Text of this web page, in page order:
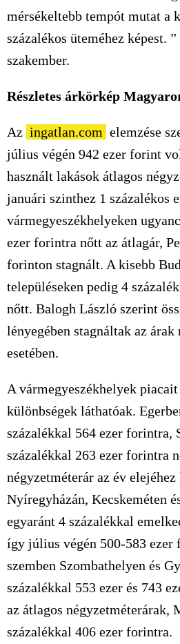
mérsékeltebb tempót mutat a
százalékos üteméhez képest.
szakember.
Részletes árkörkép
Az ingatlan.com elemzése
július végén 942 ezer forint
használt lakások átlagos
januári szinthez 1 százalékos
vármegyeszékhelyeken
ezer forintra nőtt az átlagár,
forinton stagnált. A kisebb
településeken pedig 4
nőtt. Balogh László szerint
lényegében stagnáltak az
esetében.
A vármegyeszékhelyek
különbségek láthatóak.
százalékkal 564 ezer forintra,
százalékkal 263 ezer forintra
négyzetméterár az év elejéhez
Nyíregyházán, Kecskeméten
egyaránt 4 százalékkal
így július végén 500-583
szemben Szombathelyen és
százalékkal 553 ezer és 743
az átlagos négyzetméterárak,
százalékkal 406 ezer forintra.